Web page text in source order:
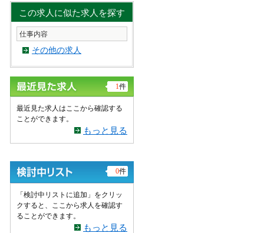
この求人に似た求人を探す
仕事内容
その他の求人
1件
最近見た求人はここから確認する
ことができます。
もっと見る
0件
「検討中リストに追加」をクリッ
クすると、ここから求人を確認す
ることができます。
もっと見る